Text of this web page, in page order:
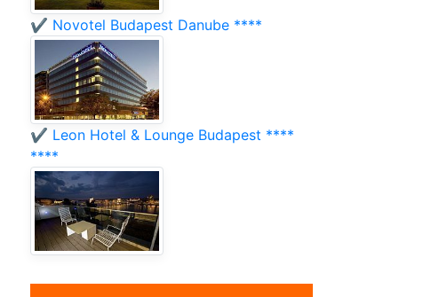
✔️ Novotel Budapest Danube ****
✔️ Leon Hotel & Lounge Budapest ****
****